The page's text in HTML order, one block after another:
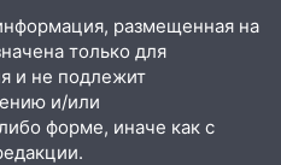
сёла оказались
пожаров
квартиры на
размещенная на
только для
и не подлежит
и/или
форме, иначе как с